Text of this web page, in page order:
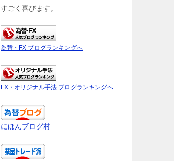
すごく喜びます。
為替・FX ブログランキングへ
FX・オリジナル手法 ブログランキングへ
にほんブログ村